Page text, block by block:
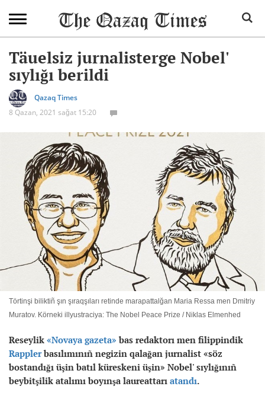
Täuelsiz jurnalisterge Nobel'
sıylığı berildi
Qazaq Times
8 Qazan, 2021 sağat 15:20
Törtinşi biliktiñ şın şıraqşıları retinde marapattalğan Maria Ressa men Dmitriy
Muratov. Körneki illyustraciya: The Nobel Peace Prize / Niklas Elmenhed
Reseylik «Novaya gazeta» bas redaktorı men filippindik
Rapplerbasılımınıñ negizin qalağan jurnalist «söz
bostandığı üşin batıl küreskeni üşin» Nobel' sıylığınıñ
beybitşilik atalımı boyınşa laureattarı atandı.